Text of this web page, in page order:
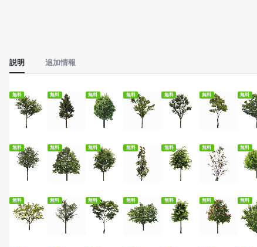
説明 追加情報
無料 無料 無料 無料 無料 無料 無料
無料
無料ダウンロード
無料
無料ダウンロード
無料
無料ダウンロード
無料
無料ダウンロード
無料
無料ダウンロード
無料
無料ダウンロード
無料
無
無料
無料ダウンロード
無料
無料ダウンロード
無料
無料ダウンロード
無料
無料ダウンロード
無料
無料ダウンロード
無料
無料ダウンロード
無料
無
無料ダウンロード無料ダウンロード無料ダウンロード無料ダウンロード無料ダウンロード無料ダウンロード
無